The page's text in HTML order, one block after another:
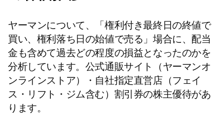
ヤーマンについて、「権利付き最終日の終値で
買い、権利落ち日の始値で売る」場合に、配当
金も含めて過去どの程度の損益となったのかを
分析しています。公式通販サイト（ヤーマンオ
ンラインストア）・自社指定直営店（フェイ
ス・リフト・ジム含む）割引券の株主優待があ
ります。